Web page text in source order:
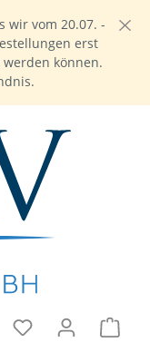
wir vom 20.07. -
erst
können.